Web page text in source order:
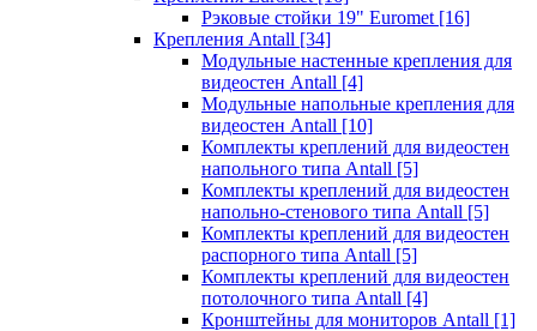
Рэковые стойки 19" Euromet [16]
Крепления Antall [34]
Модульные настенные крепления для
видеостен Antall [4]
Модульные напольные крепления для
видеостен Antall [10]
Комплекты креплений для видеостен
напольного типа Antall [5]
Комплекты креплений для видеостен
напольно-стенового типа Antall [5]
Комплекты креплений для видеостен
распорного типа Antall [5]
Комплекты креплений для видеостен
потолочного типа Antall [4]
Кронштейны для мониторов Antall [1]